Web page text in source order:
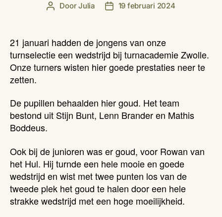
Berichtauteur
DoorJulia Berichtdatum
19 februari 2024
21 januari hadden de jongens van onze
turnselectie een wedstrijd bij turnacademie Zwolle.
Onze turners wisten hier goede prestaties neer te
zetten.
De pupillen behaalden hier goud. Het team
bestond uit Stijn Bunt, Lenn Brander en Mathis
Boddeus.
Ook bij de junioren was er goud, voor Rowan van
het Hul. Hij turnde een hele mooie en goede
wedstrijd en wist met twee punten los van de
tweede plek het goud te halen door een hele
strakke wedstrijd met een hoge moeilijkheid.